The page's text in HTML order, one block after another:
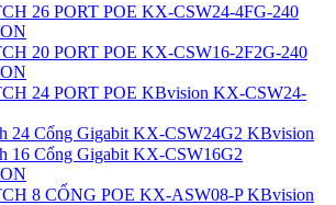
26 PORT POE KX-CSW24-4FG-240
20 PORT POE KX-CSW16-2F2G-240
24 PORT POE KBvision KX-CSW24-
24 Cổng Gigabit KX-CSW24G2 KBvision
16 Cổng Gigabit KX-CSW16G2
8 CỔNG POE KX-ASW08-P KBvision